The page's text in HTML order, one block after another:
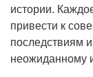
истории.
привести к
последствиям
неожиданному